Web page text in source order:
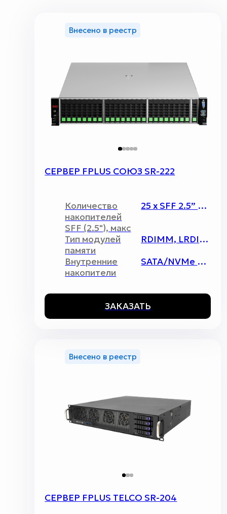
Внесено в реестр
СЕРВЕР FPLUS СОЮЗ SR-222
Количество
накопителей
SFF (2.5"), макс
25 x SFF 2.5” SAS/SATA/NVMe накопителей во фронтальной дисковой корзине и до 4 x SFF 2.5” SATA накопителя в задней дисковой корзине
Тип модулей
памяти
RDIMM, LRDIMM, 3DS-DIMM, ECC-REG
Внутренние
накопители
SATA/NVMe 2280 / 22110
ЗАКАЗАТЬ
Внесено в реестр
СЕРВЕР FPLUS TELCO SR-204